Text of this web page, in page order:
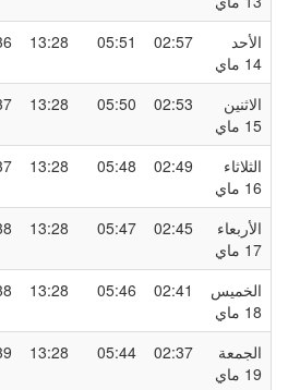
02:57
05:51
13:28
17:36
02:53
05:50
13:28
17:37
02:49
05:48
13:28
17:37
02:45
05:47
13:28
17:38
02:41
05:46
13:28
17:38
02:37
05:44
13:28
17:39